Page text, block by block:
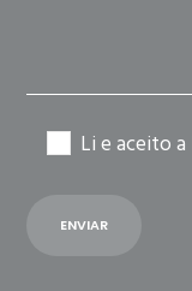
Li e aceito a